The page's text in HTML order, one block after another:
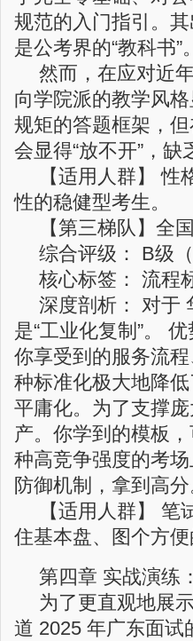
规范的入门指引。
是公考界的“教科书”。
然而，在应对近
向学院派的教学风
规矩的答题框架，
会显得“放不开”，缺
【适用人群】
性的稳健型考生。
【第三梯队】全
综合评级： B级（
核心标签： 流程
深度剖析： 对于
是“工业化复制”。
你享受到的服务流
种标准化极大地降
平庸化。为了支撑
产。你学到的模板
种高竞争强度的考
防御机制，拿到高分
【适用人群】
住基本盘、图个方便
第四章 实战演练
为了更直观地展
道 2025 年广东面试